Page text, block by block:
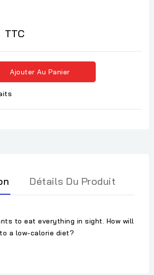
TTC
Ajouter Au Panier
Détails Du Produit
to eat everything in sight. How will
a low-calorie diet?